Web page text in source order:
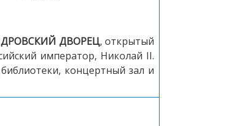
ДВОРЕЦ, открытый
император, Николай II.
концертный зал и